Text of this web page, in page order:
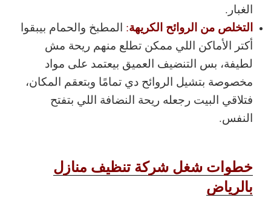
الغبار.
التخلص من الروائح الكريهة: المطبخ والحمام بيبقوا
أكتر الأماكن اللي ممكن تطلع منهم ريحة مش
لطيفة، بس التنضيف العميق بيعتمد على مواد
مخصوصة بتشيل الروائح دي تمامًا وبتعقم المكان،
فتلاقي البيت رجعله ريحة النضافة اللي بتفتح
النفس.
خطوات شغل شركة تنظيف منازل
بالرياض